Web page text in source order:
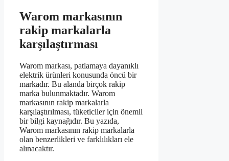
Warom markasının
rakip markalarla
karşılaştırması
Warom markası, patlamaya dayanıklı
elektrik ürünleri konusunda öncü bir
markadır. Bu alanda birçok rakip
marka bulunmaktadır. Warom
markasının rakip markalarla
karşılaştırılması, tüketiciler için önemli
bir bilgi kaynağıdır. Bu yazıda,
Warom markasının rakip markalarla
olan benzerlikleri ve farklılıkları ele
alınacaktır.